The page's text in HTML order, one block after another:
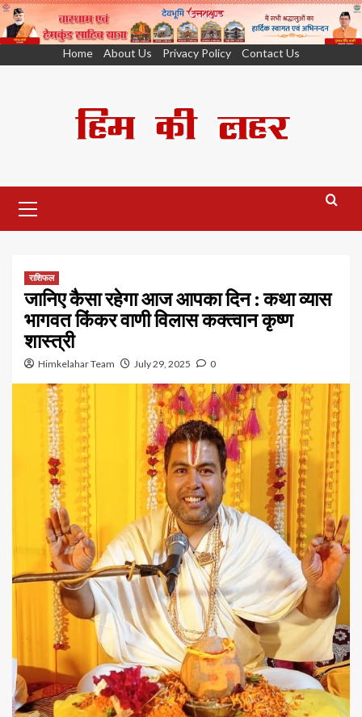
Home About Us Privacy Policy Contact Us
Menu
राशिफल
जानिए कैसा रहेगा आज आपका दिन : कथा व्यास
भागवत किंकर वाणी विलास कक्त्वान कृष्ण
शास्त्री
Himkelahar Team July 29, 2025 0